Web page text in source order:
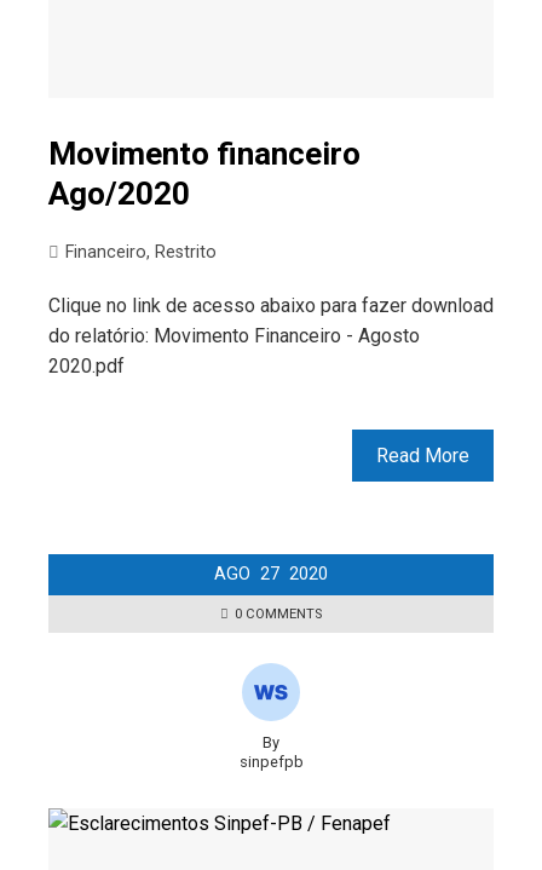
Movimento financeiro
Ago/2020
Financeiro, Restrito
Clique no link de acesso abaixo para fazer download
do relatório: Movimento Financeiro - Agosto
2020.pdf
Read More
AGO 27 2020
0 COMMENTS
By
sinpefpb